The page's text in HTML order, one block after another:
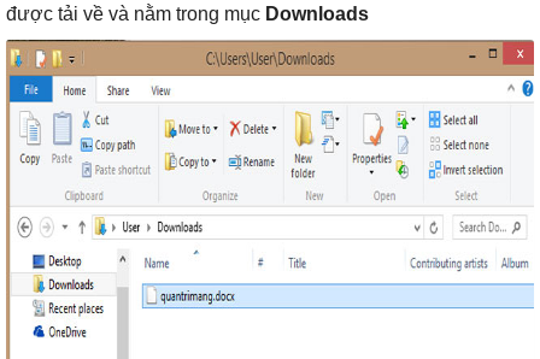
được tải về và nằm trong mục Downloads